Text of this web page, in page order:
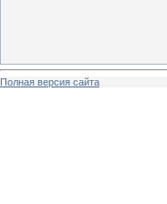
Полная версия сайта